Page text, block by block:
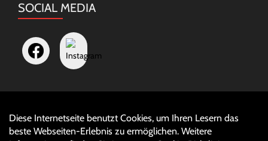
SOCIAL MEDIA
Diese Internetseite benutzt Cookies, um Ihren Lesern das
beste Webseiten-Erlebnis zu ermöglichen. Weitere
Auftrag widerrufen